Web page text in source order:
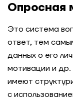
Опросная
Это система
ответ, тем
данных о его
мотивации и
имеют
с